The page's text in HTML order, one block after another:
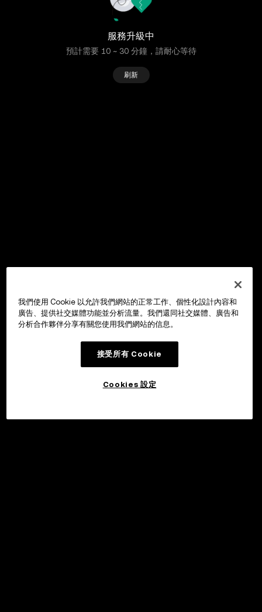
服務升級中
預計需要 10 ~ 30 分鐘，請耐心等待
刷新
我們使用 Cookie 以允許我們網站的正常工作、個性化設計內容和
廣告、提供社交媒體功能並分析流量。我們還同社交媒體、廣告和
分析合作夥伴分享有關您使用我們網站的信息。
接受所有 Cookie
Cookies 設定